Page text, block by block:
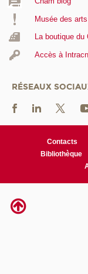
Musée des
La boutique du
Accès à
RÉSEAUX
Contacts
Bibliothèque